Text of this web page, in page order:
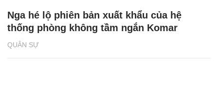
QUÂN SỰ
Nga hé lộ phiên bản xuất khẩu của hệ
thống phòng không tầm ngắn Komar